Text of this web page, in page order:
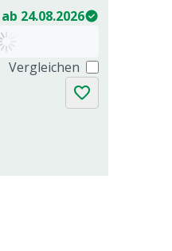
24.08.2026
Vergleichen